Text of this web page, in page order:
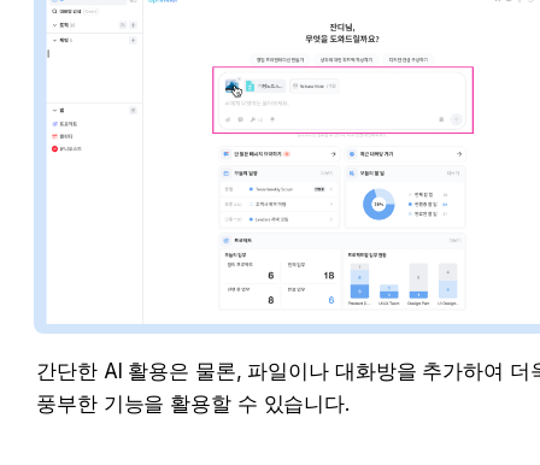
간단한 AI 활용은 물론, 파일이나 대화방을 추가하여 더
풍부한 기능을 활용할 수 있습니다.